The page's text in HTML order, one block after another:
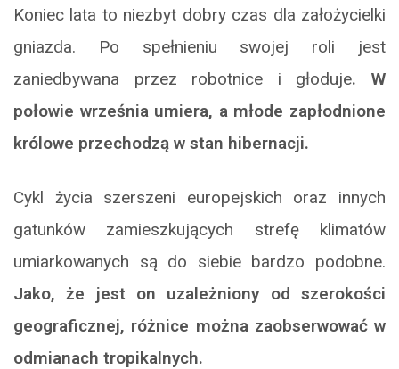
Koniec lata to niezbyt dobry czas dla założycielki
gniazda. Po spełnieniu swojej roli jest
zaniedbywana przez robotnice i głoduje. W
połowie września umiera, a młode zapłodnione
królowe przechodzą w stan hibernacji.
Cykl życia szerszeni europejskich oraz innych
gatunków zamieszkujących strefę klimatów
umiarkowanych są do siebie bardzo podobne.
Jako, że jest on uzależniony od szerokości
geograficznej, różnice można zaobserwować w
odmianach tropikalnych.